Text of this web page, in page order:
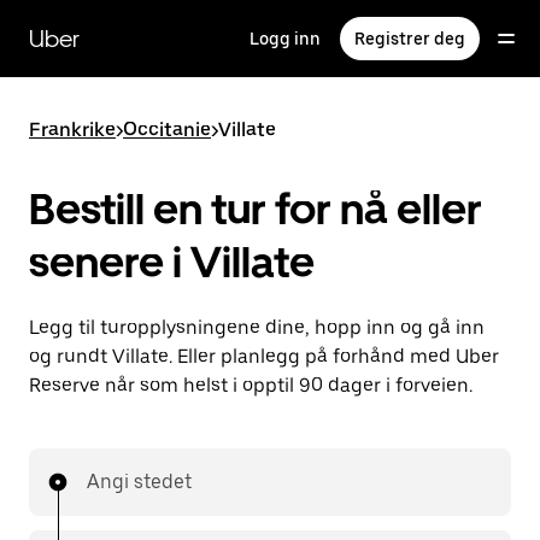
hovedinnholdet
Uber Logg inn Registrer deg
Frankrike>Occitanie>Villate
Bestill en tur for nå eller
senere i Villate
Legg til turopplysningene dine, hopp inn og gå inn
og rundt Villate. Eller planlegg på forhånd med Uber
Reserve når som helst i opptil 90 dager i forveien.
Angi stedet